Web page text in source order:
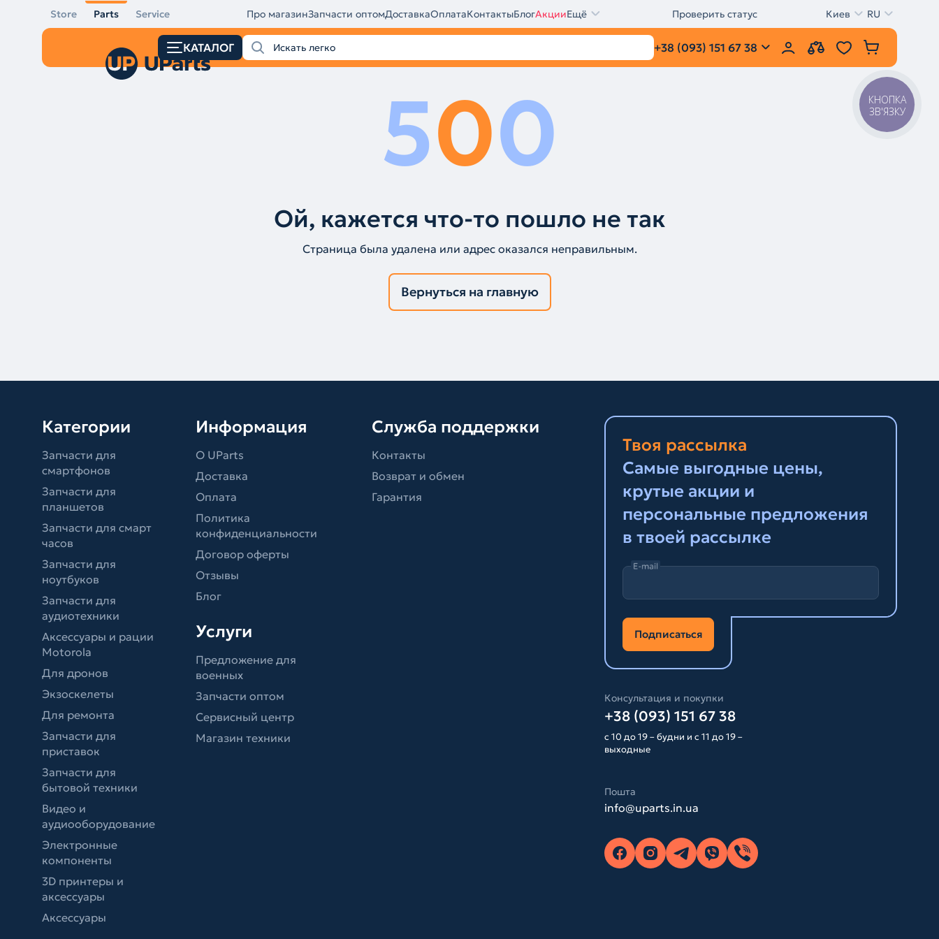
Store Parts Service Про магазинЗапчасти оптомДоставкаОплатаКонтактыБлогАкцииЕщё Проверить статус Киев RU
КАТАЛОГ +38 (093) 151 67 38
500
Ой, кажется что-то пошло не так
Страница была удалена или адрес оказался неправильным.
Вернуться на главную
Категории
Запчасти для
смартфонов
Запчасти для
планшетов
Запчасти для смарт
часов
Запчасти для
ноутбуков
Запчасти для
аудиотехники
Аксессуары и рации
Motorola
Для дронов
Экзоскелеты
Для ремонта
Запчасти для
приставок
Запчасти для
бытовой техники
Видео и
аудиооборудование
Электронные
компоненты
3D принтеры и
аксессуары
Аксессуары
Информация
О UParts
Доставка
Оплата
Политика
конфиденциальности
Договор оферты
Отзывы
Блог
Услуги
Предложение для
военных
Запчасти оптом
Сервисный центр
Магазин техники
Служба поддержки
Контакты
Возврат и обмен
Гарантия
Твоя рассылка
Самые выгодные цены,
крутые акции и
персональные предложения
в твоей рассылке
E-mail
Подписаться
Консультация и покупки
+38 (093) 151 67 38
с 10 до 19 – будни и с 11 до 19 –
выходные
Пошта
info@uparts.in.ua
КНОПКА
ЗВ'ЯЗКУ